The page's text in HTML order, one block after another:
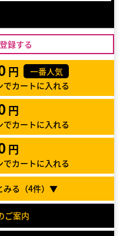
録する
円
一番人気
カートに入れる
円
カートに入れる
円
カートに入れる
みる（4件）▼
ご案内